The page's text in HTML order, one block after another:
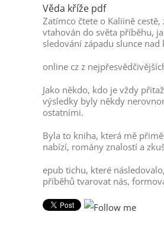
Věda kříže pdf
Zatímco čtete o Kaliině
vtahován do světa příběhu,
sledování západu slunce
online cz z
Jako někdo, kdo je vždy
výsledky byly někdy
ostatními.
Byla to kniha, která mě
nabízí, romány znalostí a
epub tichu, které
příběhů tvarovat nás,